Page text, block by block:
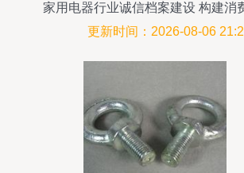
家用电器行业诚信档案建设 构建消
更新时间：2026-08-06